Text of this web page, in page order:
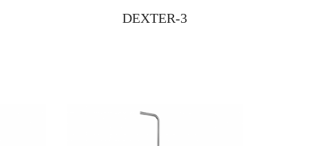
DEXTER-3